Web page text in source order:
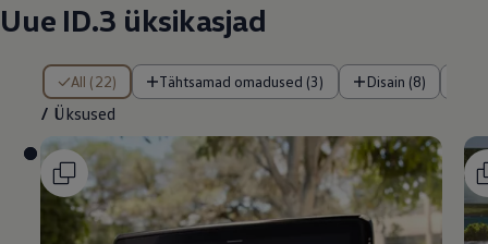
Uue ID.3 üksikasjad
All (22) Tähtsamad omadused (3) Disain (8)
/ Üksused
/ Üksused